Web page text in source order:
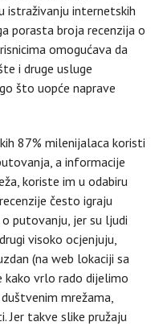
istraživanju internetskih
porasta broja recenzija o
omogućava da
i druge usluge
što uopće naprave
87% milenijalaca koristi
a informacije
koriste im u odabiru
često igraju
putovanju, jer su ljudi
visoko ocjenjuju,
(na web lokaciji sa
kako vrlo rado dijelimo
mrežama,
Jer takve slike pružaju